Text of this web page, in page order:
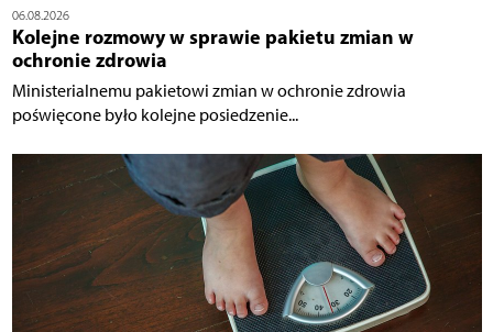
06.08.2026
Kolejne rozmowy w sprawie pakietu zmian w
ochronie zdrowia
Ministerialnemu pakietowi zmian w ochronie zdrowia
poświęcone było kolejne posiedzenie...